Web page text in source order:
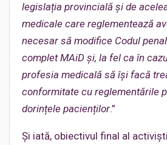
legislația provincială și de
medicale care reglementează
necesar să modifice Codul
complet MAiD și, la fel ca în
profesia medicală să își facă
conformitate cu reglementările
dorințele pacienților.”
Și iată, obiectivul final al